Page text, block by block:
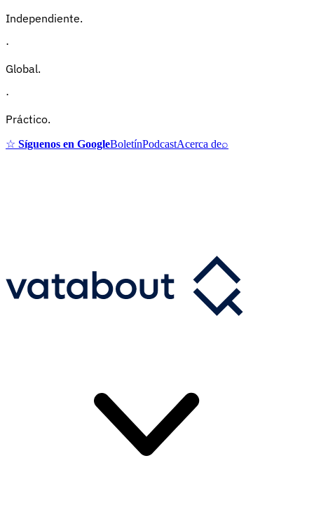
Independiente.
·
Global.
·
Práctico.
☆ Síguenos en GoogleBoletínPodcastAcerca de⌕